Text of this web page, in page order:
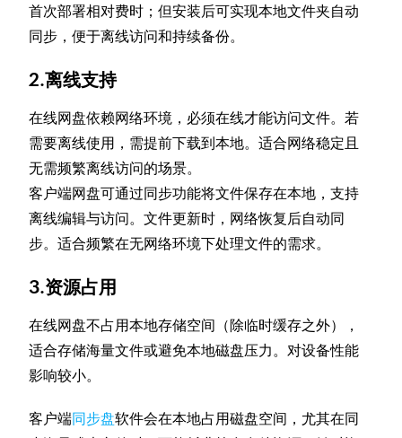
首次部署相对费时；但安装后可实现本地文件夹自动
同步，便于离线访问和持续备份。
2.离线支持
在线网盘依赖网络环境，必须在线才能访问文件。若
需要离线使用，需提前下载到本地。适合网络稳定且
无需频繁离线访问的场景。
客户端网盘可通过同步功能将文件保存在本地，支持
离线编辑与访问。文件更新时，网络恢复后自动同
步。适合频繁在无网络环境下处理文件的需求。
3.资源占用
在线网盘不占用本地存储空间（除临时缓存之外），
适合存储海量文件或避免本地磁盘压力。对设备性能
影响较小。
客户端同步盘软件会在本地占用磁盘空间，尤其在同